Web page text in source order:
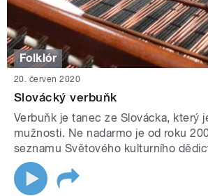
Folklór
20. červen 2020
Slovácký verbuňk
Verbuňk je tanec ze Slovácka, který
mužnosti. Ne nadarmo je od roku
seznamu Světového kulturního